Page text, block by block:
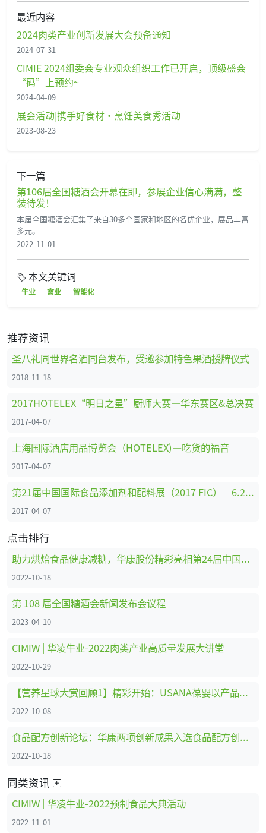
最近内容
2024肉类产业创新发展大会预备通知
2024-07-31
CIMIE 2024组委会专业观众组织工作已开启，顶级盛会
“码”上预约~
2024-04-09
展会活动|携手好食材·烹饪美食秀活动
2023-08-23
下一篇
第106届全国糖酒会开幕在即，参展企业信心满满，整
装待发！
本届全国糖酒会汇集了来自30多个国家和地区的名优企业，展品丰富
多元。
2022-11-01
本文关键词
牛业 禽业 智能化
推荐资讯
圣八礼同世界名酒同台发布，受邀参加特色果酒授牌仪式
2018-11-18
2017HOTELEX“明日之星”厨师大赛—华东赛区&总决赛
2017-04-07
上海国际酒店用品博览会（HOTELEX)—吃货的福音
2017-04-07
第21届中国国际食品添加剂和配料展（2017 FIC）—6.2馆展位剪影
2017-04-07
点击排行
助力烘焙食品健康减糖，华康股份精彩亮相第24届中国国际焙烤展
2022-10-18
第 108 届全国糖酒会新闻发布会议程
2023-04-10
CIMIW | 华凌牛业-2022肉类产业高质量发展大讲堂
2022-10-29
【营养星球大赏回顾1】精彩开始：USANA葆婴以产品创新为品牌赋能
2022-10-08
食品配方创新论坛：华康两项创新成果入选食品配方创新show
2022-10-18
同类资讯
CIMIW | 华凌牛业-2022预制食品大典活动
2022-11-01